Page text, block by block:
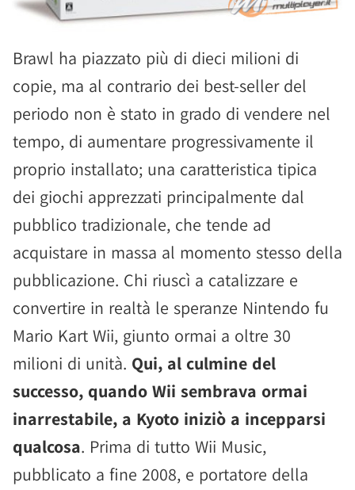
Brawl ha piazzato più di dieci milioni di
copie, ma al contrario dei best-seller del
periodo non è stato in grado di vendere nel
tempo, di aumentare progressivamente il
proprio installato; una caratteristica tipica
dei giochi apprezzati principalmente dal
pubblico tradizionale, che tende ad
acquistare in massa al momento stesso della
pubblicazione. Chi riuscì a catalizzare e
convertire in realtà le speranze Nintendo fu
Mario Kart Wii, giunto ormai a oltre 30
milioni di unità. Qui, al culmine del
successo, quando Wii sembrava ormai
inarrestabile, a Kyoto iniziò a incepparsi
qualcosa. Prima di tutto Wii Music,
pubblicato a fine 2008, e portatore della